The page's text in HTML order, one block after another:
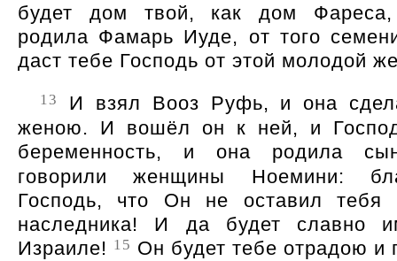
будет дом твой, как дом Фареса,
родила Фамарь Иуде, от того
даст тебе Господь от этой молодой
13
И взял Вооз Руфь, и она
женою. И вошёл он к ней, и
беременность, и она родила
говорили женщины Ноемини:
Господь, что Он не оставил тебя
наследника! И да будет славно
Израиле! 15 Он будет тебе отрадою и